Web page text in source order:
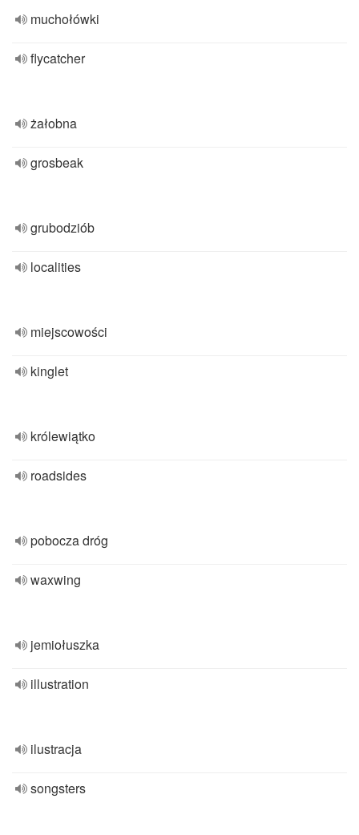
muchołówki
flycatcher
żałobna
grosbeak
grubodziób
localities
miejscowości
kinglet
królewiątko
roadsides
pobocza dróg
waxwing
jemiołuszka
illustration
ilustracja
songsters